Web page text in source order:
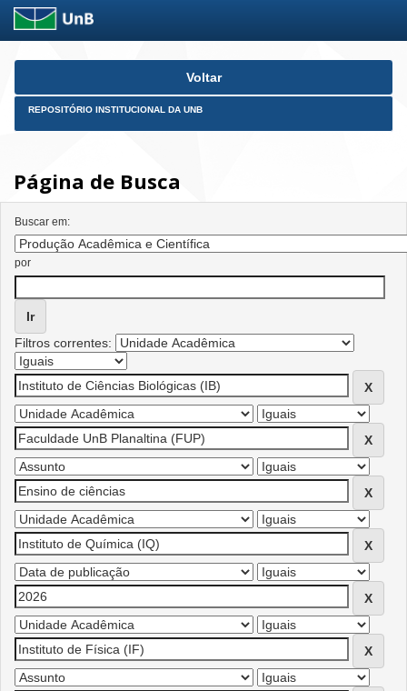
Skip
Voltar
REPOSITÓRIO INSTITUCIONAL DA UNB
Página de Busca
Buscar em:
por
Filtros correntes: